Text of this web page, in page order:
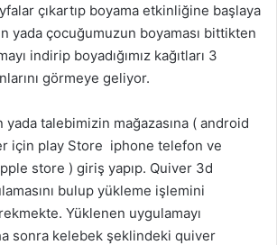
çıkartıp boyama etkinliğine başlaya
yada çocuğumuzun boyaması bittikten
indirip boyadığımız kağıtları 3
görmeye geliyor.
talebimizin mağazasına ( android
için play Store iphone telefon ve
store ) giriş yapıp. Quiver 3d
bulup yükleme işlemini
Yüklenen uygulamayı
sonra kelebek şeklindeki quiver